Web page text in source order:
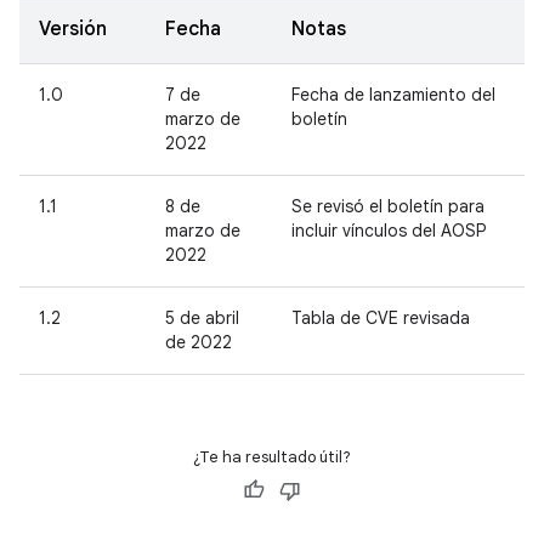
Versión Fecha Notas
1.0
7 de
marzo de
2022
Fecha de lanzamiento del
boletín
1.1
8 de
marzo de
2022
Se revisó el boletín para
incluir vínculos del AOSP
1.2
5 de abril
de 2022
Tabla de CVE revisada
¿Te ha resultado útil?